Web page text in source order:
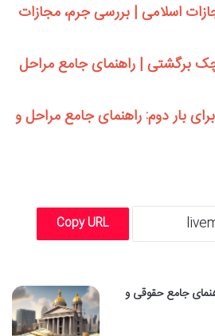
مجازات اسلامی | بررسی جرم، مجازات
برگشتی | راهنمای جامع مراحل
بار دوم: راهنمای جامع مراحل و
Copy URL
جامع حقوقی و